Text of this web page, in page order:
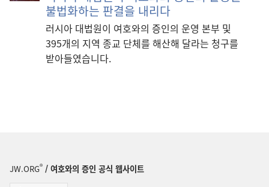
불법화하는 판결을 내리다
러시아 대법원이 여호와의 증인의 운영 본부 및
395개의 지역 종교 단체를 해산해 달라는 청구를
받아들였습니다.
JW.ORG® / 여호와의 증인 공식 웹사이트